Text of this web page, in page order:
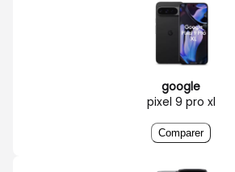
google
pixel 9 pro xl
Comparer